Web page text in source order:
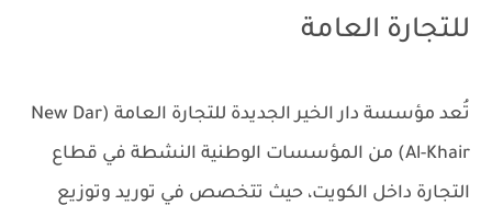
للتجارة العامة
تُعد مؤسسة دار الخير الجديدة للتجارة العامة (New Dar
Al-Khair) من المؤسسات الوطنية النشطة في قطاع
التجارة داخل الكويت، حيث تتخصص في توريد وتوزيع